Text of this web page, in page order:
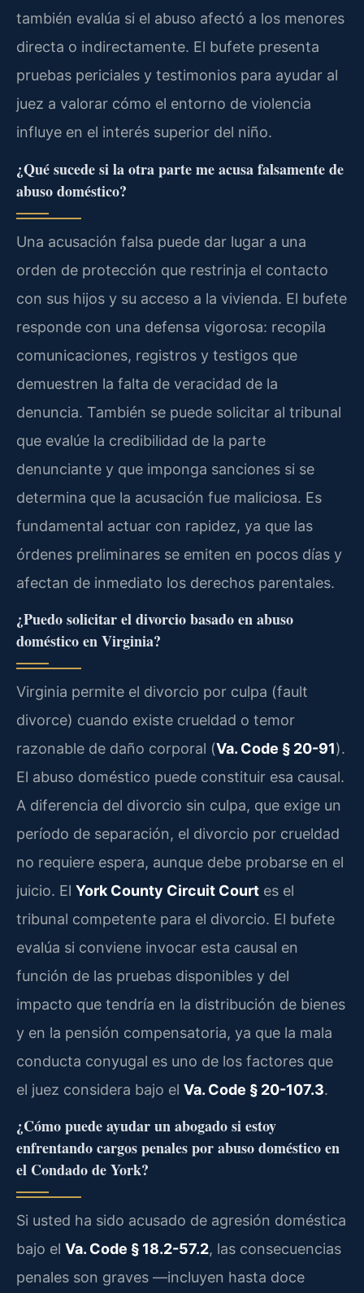
también evalúa si el abuso afectó a los menores
directa o indirectamente. El bufete presenta
pruebas periciales y testimonios para ayudar al
juez a valorar cómo el entorno de violencia
influye en el interés superior del niño.
¿Qué sucede si la otra parte me acusa falsamente de
abuso doméstico?
Una acusación falsa puede dar lugar a una
orden de protección que restrinja el contacto
con sus hijos y su acceso a la vivienda. El bufete
responde con una defensa vigorosa: recopila
comunicaciones, registros y testigos que
demuestren la falta de veracidad de la
denuncia. También se puede solicitar al tribunal
que evalúe la credibilidad de la parte
denunciante y que imponga sanciones si se
determina que la acusación fue maliciosa. Es
fundamental actuar con rapidez, ya que las
órdenes preliminares se emiten en pocos días y
afectan de inmediato los derechos parentales.
¿Puedo solicitar el divorcio basado en abuso
doméstico en Virginia?
Virginia permite el divorcio por culpa (fault
divorce) cuando existe crueldad o temor
razonable de daño corporal (Va. Code § 20-91).
El abuso doméstico puede constituir esa causal.
A diferencia del divorcio sin culpa, que exige un
período de separación, el divorcio por crueldad
no requiere espera, aunque debe probarse en el
juicio. El York County Circuit Court es el
tribunal competente para el divorcio. El bufete
evalúa si conviene invocar esta causal en
función de las pruebas disponibles y del
impacto que tendría en la distribución de bienes
y en la pensión compensatoria, ya que la mala
conducta conyugal es uno de los factores que
el juez considera bajo el Va. Code § 20-107.3.
¿Cómo puede ayudar un abogado si estoy
enfrentando cargos penales por abuso doméstico en
el Condado de York?
Si usted ha sido acusado de agresión doméstica
bajo el Va. Code § 18.2-57.2, las consecuencias
penales son graves —incluyen hasta doce